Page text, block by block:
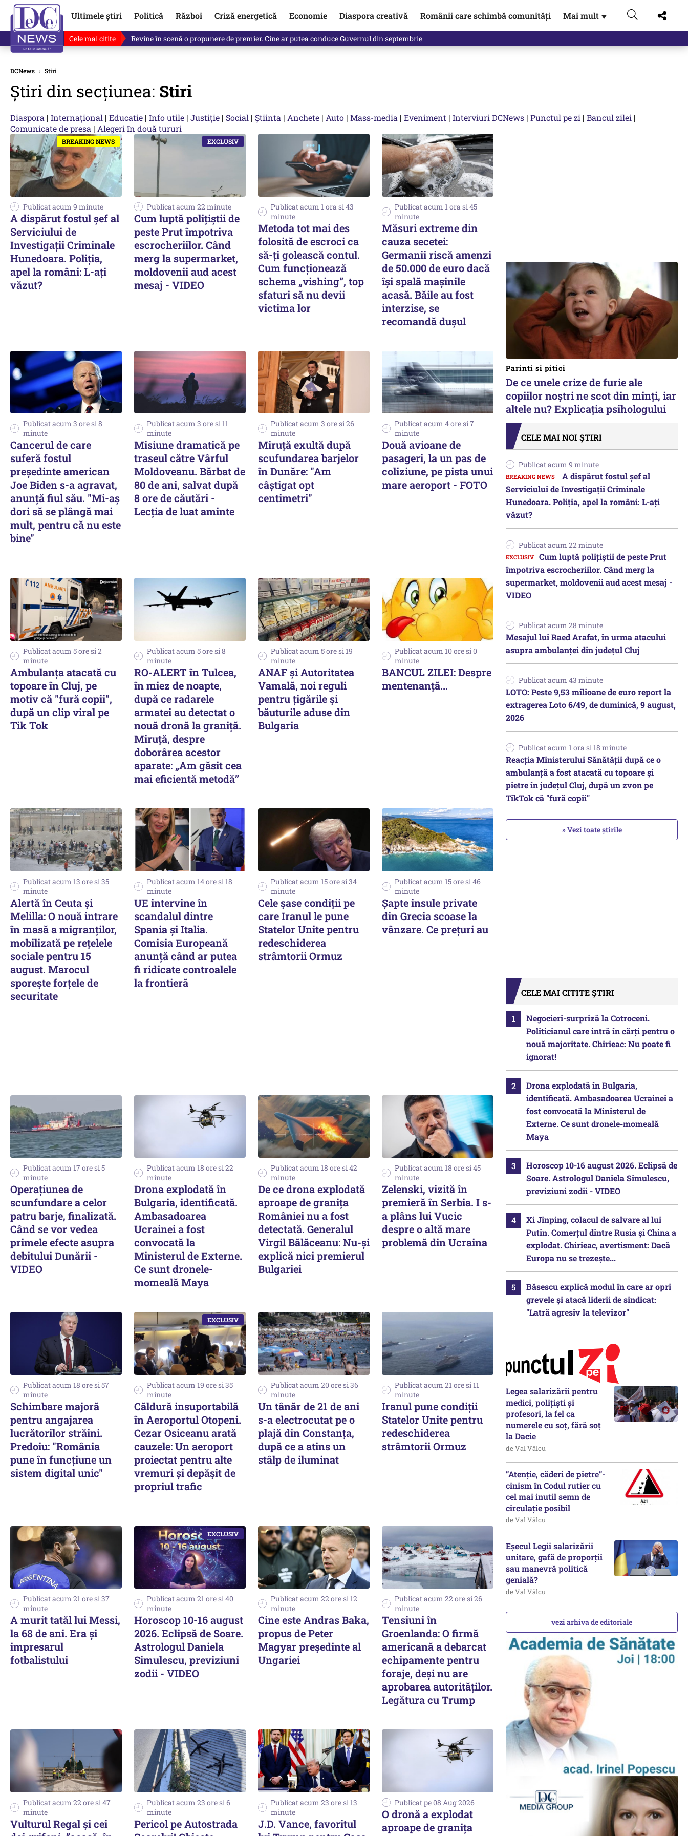
Ultimele știri Politică Război Criză energetică Economie Diaspora creativă Românii care schimbă comunități Mai mult ▼
Cele mai citite Drona explodată în Bulgaria, identificată. Ambasadoarea Ucrainei a fost convocată la Ministerul de Externe.…
DCNews › Stiri
Știri din secțiunea: Stiri
Diaspora | Internațional | Educatie | Info utile | Justiție | Social | Știinta | Anchete | Auto | Mass-media | Eveniment | Interviuri DCNews | Punctul pe zi | Bancul zilei |
Comunicate de presa | Alegeri în două tururi
Publicat acum 9 minute
A dispărut fostul șef al
Serviciului de
Investigații Criminale
Hunedoara. Poliția,
apel la români: L-ați
văzut?
Publicat acum 22 minute
Cum luptă polițiștii de
peste Prut împotriva
escrocheriilor. Când
merg la supermarket,
moldovenii aud acest
mesaj - VIDEO
Publicat acum 1 ora si 43
minute
Metoda tot mai des
folosită de escroci ca
să-ți golească contul.
Cum funcționează
schema „vishing”, top
sfaturi să nu devii
victima lor
Publicat acum 1 ora si 45
minute
Măsuri extreme din
cauza secetei:
Germanii riscă amenzi
de 50.000 de euro dacă
își spală mașinile
acasă. Băile au fost
interzise, se
recomandă dușul
Publicat acum 3 ore si 8
minute
Cancerul de care
suferă fostul
preşedinte american
Joe Biden s-a agravat,
anunță fiul său. "Mi-aș
dori să se plângă mai
mult, pentru că nu este
bine"
Publicat acum 3 ore si 11
minute
Misiune dramatică pe
traseul către Vârful
Moldoveanu. Bărbat de
80 de ani, salvat după
8 ore de căutări -
Lecția de luat aminte
Publicat acum 3 ore si 26
minute
Miruță exultă după
scufundarea barjelor
în Dunăre: "Am
câștigat opt
centimetri"
Publicat acum 4 ore si 7
minute
Două avioane de
pasageri, la un pas de
coliziune, pe pista unui
mare aeroport - FOTO
Publicat acum 5 ore si 2
minute
Ambulanța atacată cu
topoare în Cluj, pe
motiv că "fură copii",
după un clip viral pe
Tik Tok
Publicat acum 5 ore si 8
minute
RO-ALERT în Tulcea,
în miez de noapte,
după ce radarele
armatei au detectat o
nouă dronă la graniță.
Miruță, despre
doborârea acestor
aparate: „Am găsit cea
mai eficientă metodă”
Publicat acum 5 ore si 19
minute
ANAF și Autoritatea
Vamală, noi reguli
pentru țigările și
băuturile aduse din
Bulgaria
Publicat acum 10 ore si 0
minute
BANCUL ZILEI: Despre
mentenanță...
Publicat acum 13 ore si 35
minute
Alertă în Ceuta și
Melilla: O nouă intrare
în masă a migranților,
mobilizată pe rețelele
sociale pentru 15
august. Marocul
sporește forțele de
securitate
Publicat acum 14 ore si 18
minute
UE intervine în
scandalul dintre
Spania și Italia.
Comisia Europeană
anunță când ar putea
fi ridicate controalele
la frontieră
Publicat acum 15 ore si 34
minute
Cele șase condiții pe
care Iranul le pune
Statelor Unite pentru
redeschiderea
strâmtorii Ormuz
Publicat acum 15 ore si 46
minute
Șapte insule private
din Grecia scoase la
vânzare. Ce prețuri au
Publicat acum 17 ore si 5
minute
Operațiunea de
scunfundare a celor
patru barje, finalizată.
Când se vor vedea
primele efecte asupra
debitului Dunării -
VIDEO
Publicat acum 18 ore si 22
minute
Drona explodată în
Bulgaria, identificată.
Ambasadoarea
Ucrainei a fost
convocată la
Ministerul de Externe.
Ce sunt dronele-
momeală Maya
Publicat acum 18 ore si 42
minute
De ce drona explodată
aproape de granița
României nu a fost
detectată. Generalul
Virgil Bălăceanu: Nu-și
explică nici premierul
Bulgariei
Publicat acum 18 ore si 45
minute
Zelenski, vizită în
premieră în Serbia. I s-
a plâns lui Vucic
despre o altă mare
problemă din Ucraina
Publicat acum 18 ore si 57
minute
Schimbare majoră
pentru angajarea
lucrătorilor străini.
Predoiu: "România
pune în funcțiune un
sistem digital unic"
Publicat acum 19 ore si 35
minute
Căldură insuportabilă
în Aeroportul Otopeni.
Cezar Osiceanu arată
cauzele: Un aeroport
proiectat pentru alte
vremuri și depășit de
propriul trafic
Publicat acum 20 ore si 36
minute
Un tânăr de 21 de ani
s-a electrocutat pe o
plajă din Constanța,
după ce a atins un
stâlp de iluminat
Publicat acum 21 ore si 11
minute
Iranul pune condiții
Statelor Unite pentru
redeschiderea
strâmtorii Ormuz
Publicat acum 21 ore si 37
minute
A murit tatăl lui Messi,
la 68 de ani. Era și
impresarul
fotbalistului
Publicat acum 21 ore si 40
minute
Horoscop 10-16 august
2026. Eclipsă de Soare.
Astrologul Daniela
Simulescu, previziuni
zodii - VIDEO
Publicat acum 22 ore si 12
minute
Cine este Andras Baka,
propus de Peter
Magyar președinte al
Ungariei
Publicat acum 22 ore si 26
minute
Tensiuni în
Groenlanda: O firmă
americană a debarcat
echipamente pentru
foraje, deși nu are
aprobarea autorităților.
Legătura cu Trump
Publicat acum 22 ore si 47
minute
Vulturul Regal și cei
Publicat acum 23 ore si 6
minute
Pericol pe Autostrada
Publicat acum 23 ore si 13
minute
J.D. Vance, favoritul
Publicat pe 08 Aug 2026
O dronă a explodat
aproape de granița
Parinti si pitici
De ce unele crize de furie ale
copiilor noștri ne scot din minți, iar
altele nu? Explicația psihologului
CELE MAI NOI ȘTIRI
Publicat acum 9 minute
A dispărut fostul șef al
Serviciului de Investigații Criminale
Hunedoara. Poliția, apel la români: L-ați
văzut?
Publicat acum 22 minute
Cum luptă polițiștii de peste Prut
împotriva escrocheriilor. Când merg la
supermarket, moldovenii aud acest mesaj -
VIDEO
Publicat acum 28 minute
Mesajul lui Raed Arafat, în urma atacului
asupra ambulanței din județul Cluj
Publicat acum 43 minute
LOTO: Peste 9,53 milioane de euro report la
extragerea Loto 6/49, de duminică, 9 august,
2026
Publicat acum 1 ora si 18 minute
Reacția Ministerului Sănătății după ce o
ambulanță a fost atacată cu topoare și
pietre în județul Cluj, după un zvon pe
TikTok că "fură copii"
» Vezi toate știrile
CELE MAI CITITE ȘTIRI
Negocieri-surpriză la Cotroceni.
Politicianul care intră în cărți pentru o
nouă majoritate. Chirieac: Nu poate fi
ignorat!
Drona explodată în Bulgaria,
identificată. Ambasadoarea Ucrainei a
fost convocată la Ministerul de
Externe. Ce sunt dronele-momeală
Maya
Horoscop 10-16 august 2026. Eclipsă de
Soare. Astrologul Daniela Simulescu,
previziuni zodii - VIDEO
Xi Jinping, colacul de salvare al lui
Putin. Comerțul dintre Rusia și China a
explodat. Chirieac, avertisment: Dacă
Europa nu se trezește...
Băsescu explică modul în care ar opri
grevele și atacă liderii de sindicat:
"Latră agresiv la televizor"
Legea salarizării pentru
medici, polițiști și
profesori, la fel ca
numerele cu soț, fără soț
la Dacie
de Val Vâlcu
”Atenție, căderi de pietre”-
cinism în Codul rutier cu
cel mai inutil semn de
circulație posibil
de Val Vâlcu
Eșecul Legii salarizării
unitare, gafă de proporții
sau manevră politică
genială?
de Val Vâlcu
vezi arhiva de editoriale